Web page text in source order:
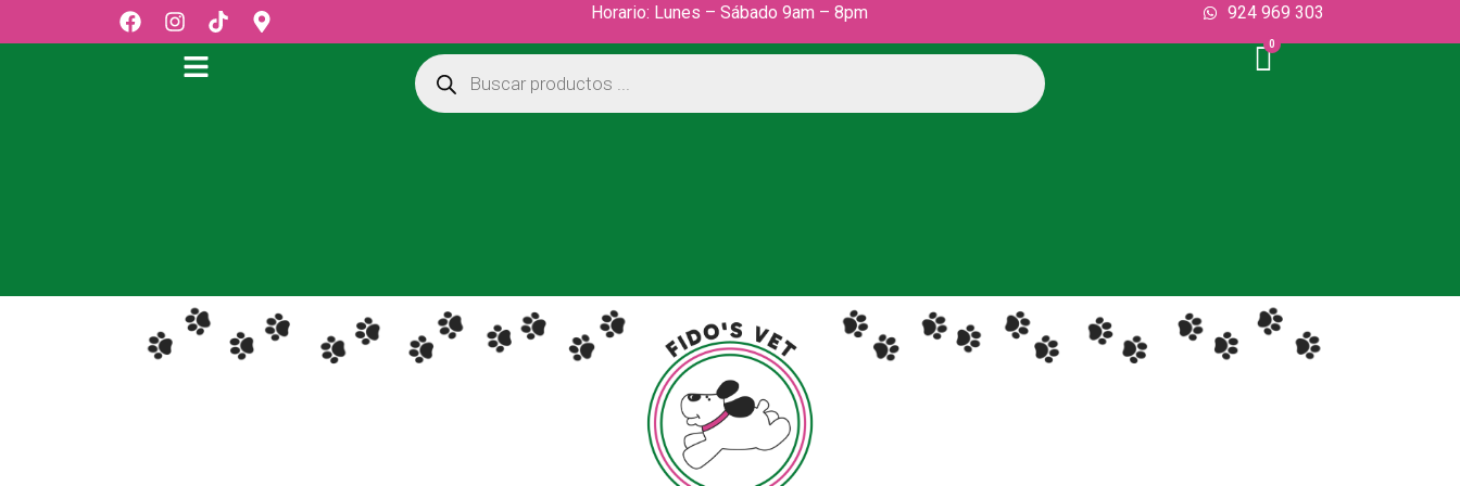
Horario: Lunes – Sábado 9am – 8pm 924 969 303